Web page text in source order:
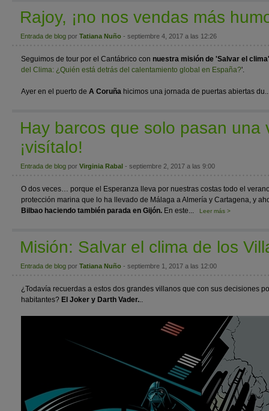
Rajoy, ¡no nos vendas más
Entrada de blog por Tatiana Nuño - septiembre 4, 2017 a las 12:26
Seguimos de tour por el Cantábrico con nuestra misión de 'Salvar el clima'
del Clima: ¿Quién está detrás del calentamiento global en España?'.
Ayer en el puerto de A Coruña hicimos una jornada de puertas abiertas
Hay barcos que solo pasan una
¡visítalo!
Entrada de blog por Virginia Rabal - septiembre 2, 2017 a las 9:00
O dos veces… porque el Esperanza lleva por nuestras costas todo el
protección marina que lo ha llevado de Málaga a Almería y Cartagena, y
Bilbao haciendo también parada en Gijón. En este... Leer más >
Misión: Salvar el clima de los
Entrada de blog por Tatiana Nuño - septiembre 1, 2017 a las 12:00
¿Todavía recuerdas a estos dos grandes villanos que con sus decisiones
habitantes? El Joker y Darth Vader...